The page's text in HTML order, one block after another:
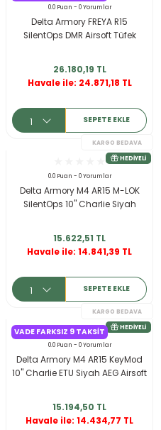
KARGO
0.0 Puan - 0 Yorumlar
Delta Armory FREYA R15
SilentOps DMR Airsoft Tüfek
26.180,19 TL
Havale ile: 24.871,18 TL
SEPETE EKLE
0.0 Puan - 0 Yorumlar
Delta Armory M4 AR15 M-LOK
SilentOps 10'' Charlie Siyah
15.622,51 TL
Havale ile: 14.841,39 TL
SEPETE EKLE
VADE FARKSIZ 9 TAKSIT
0.0 Puan - 0 Yorumlar
Delta Armory M4 AR15 KeyMod
10'' Charlie ETU Siyah AEG Airsoft
15.194,50 TL
Havale ile: 14.434,77 TL